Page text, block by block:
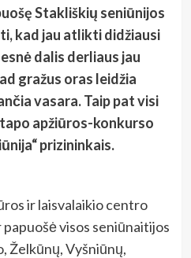
Stakliškių seniūnijos
kad jau atlikti didžiausi
dalis derliaus jau
gražus oras leidžia
vasara. Taip pat visi
apžiūros-konkurso
prizininkais.
ir laisvalaikio centro
visos seniūnaitijos
Želkūnų, Vyšniūnų,